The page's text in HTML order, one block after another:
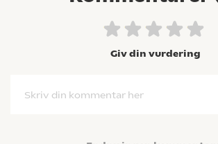
Giv din vurdering
Skriv din kommentar her